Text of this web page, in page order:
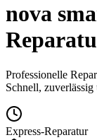
nova
Professionelle
Schnell,
Express-Reparatur